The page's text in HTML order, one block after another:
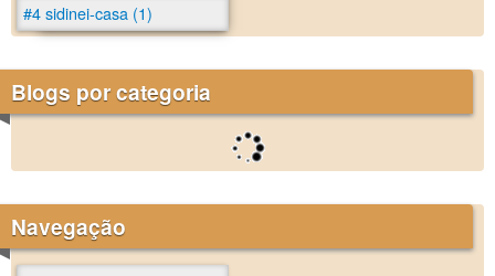
#4 sidinei-casa (1)
Blogs por categoria
Navegação